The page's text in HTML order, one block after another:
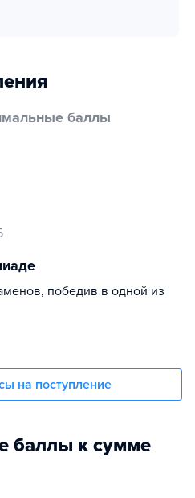
баллы
победив в одной из
на поступление
баллы к сумме